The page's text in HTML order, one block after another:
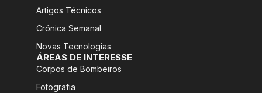
Artigos Técnicos
Crónica Semanal
Novas Tecnologias
ÁREAS DE INTERESSE
Corpos de Bombeiros
Fotografia